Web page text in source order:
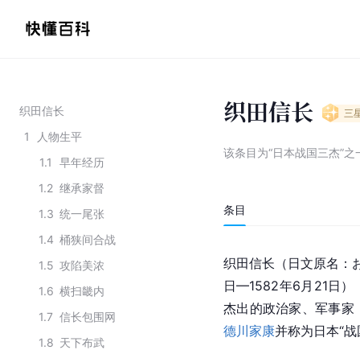
织田信长
1
人物生平
1.1
早年经历
1.2 继承家督
1.3 统一尾张
1.4 桶狭间合战
1.5 攻陷美浓
1.6 横扫畿内
1.7 信长包围网
1.8 天下布武
织田信长 三
该条目为“日本战国三杰”之
条目
织田信长（ 日文原名：
日—1582年6月21日）
杰出的政治家、军事家
德川家康并称为日本“